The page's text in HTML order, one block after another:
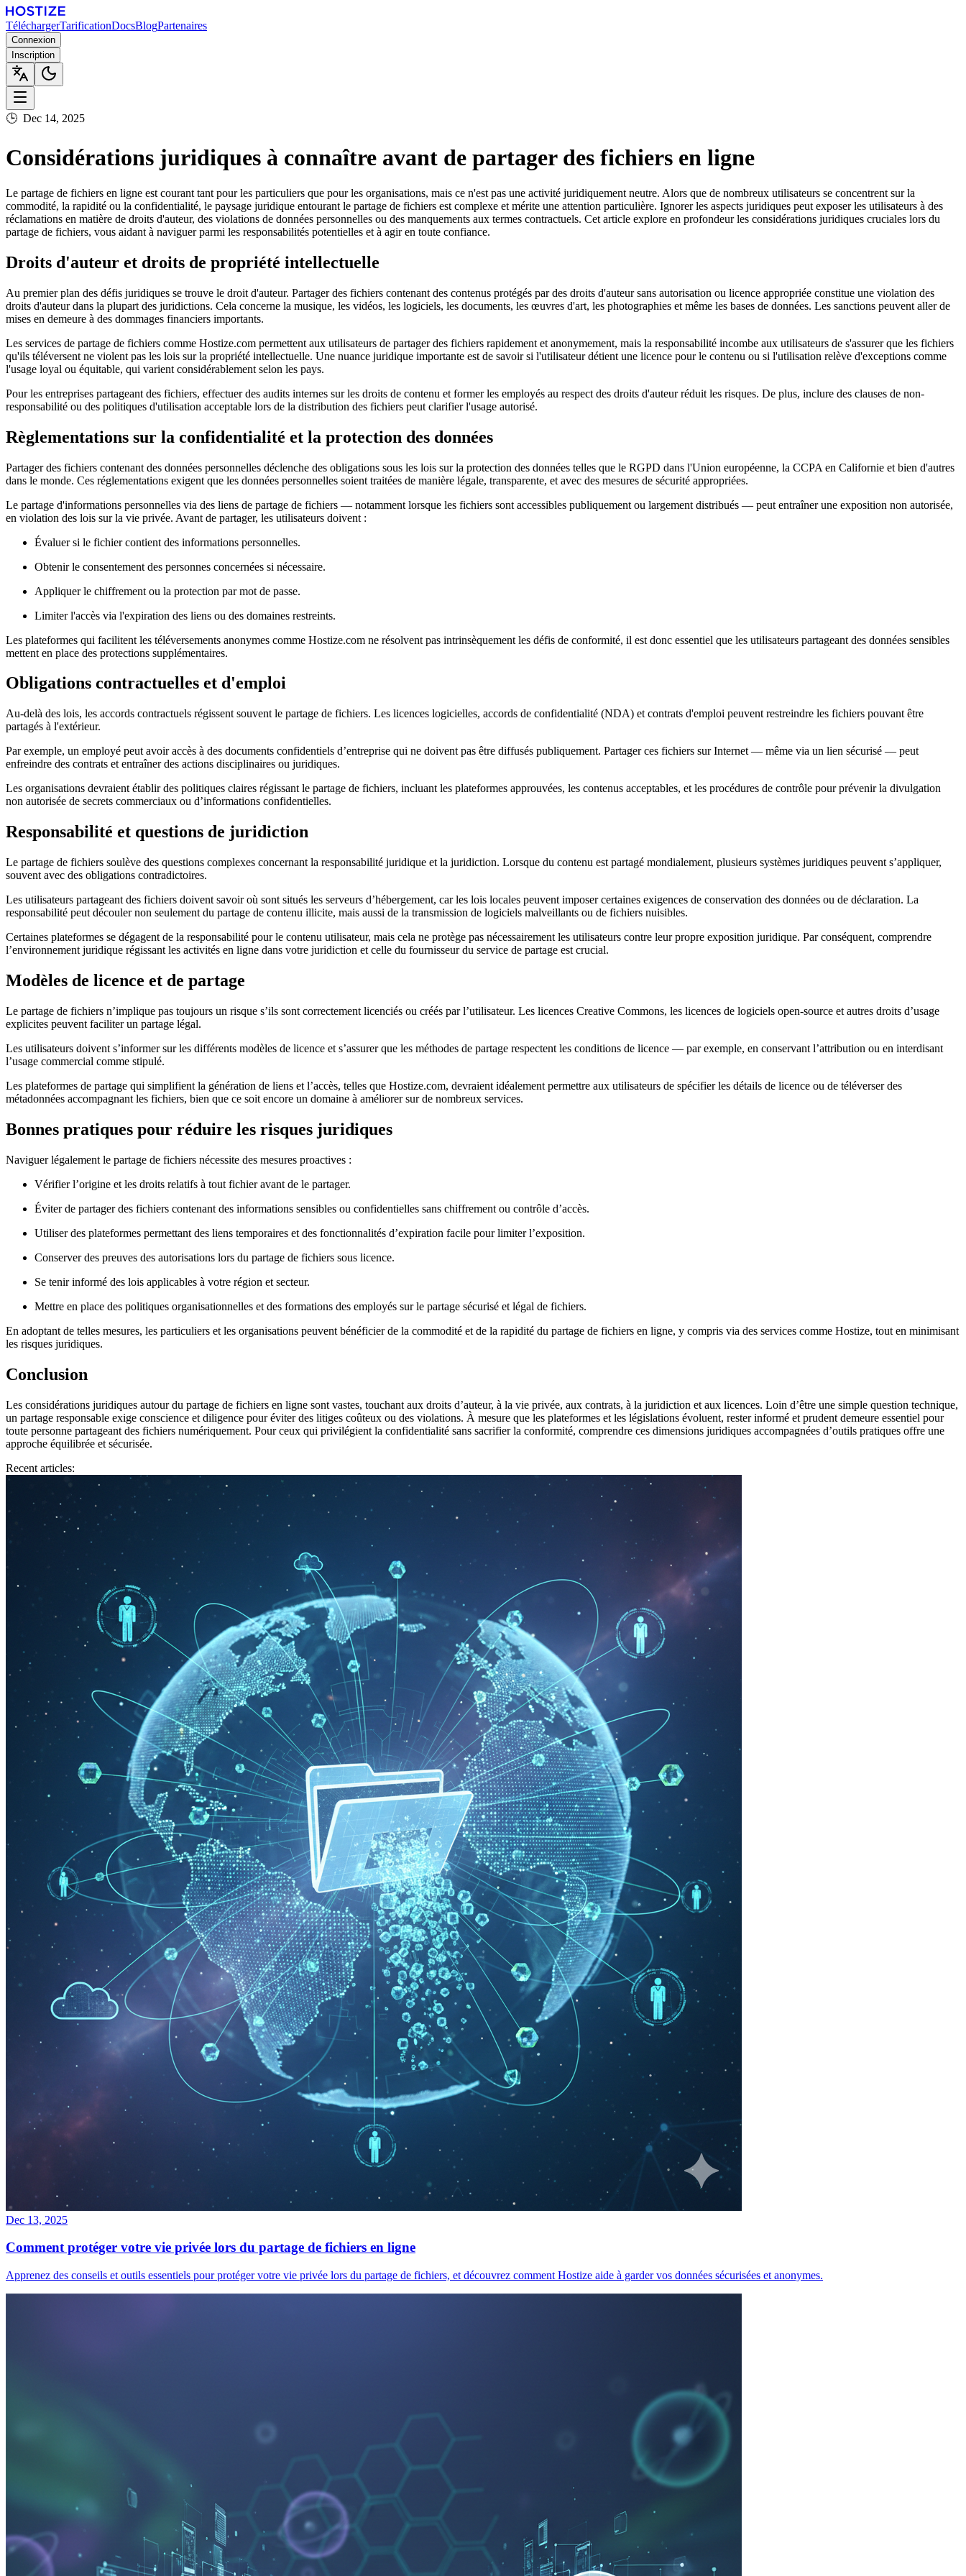
TéléchargerTarificationDocsBlogPartenaires
Connexion
Inscription
🕒 Dec 14, 2025
Considérations juridiques à connaître avant de partager des fichiers en ligne
Le partage de fichiers en ligne est courant tant pour les particuliers que pour les organisations, mais ce n'est pas une activité juridiquement neutre. Alors que de nombreux utilisateurs se concentrent sur la
commodité, la rapidité ou la confidentialité, le paysage juridique entourant le partage de fichiers est complexe et mérite une attention particulière. Ignorer les aspects juridiques peut exposer les utilisateurs à des
réclamations en matière de droits d'auteur, des violations de données personnelles ou des manquements aux termes contractuels. Cet article explore en profondeur les considérations juridiques cruciales lors du
partage de fichiers, vous aidant à naviguer parmi les responsabilités potentielles et à agir en toute confiance.
Droits d'auteur et droits de propriété intellectuelle
Au premier plan des défis juridiques se trouve le droit d'auteur. Partager des fichiers contenant des contenus protégés par des droits d'auteur sans autorisation ou licence appropriée constitue une violation des
droits d'auteur dans la plupart des juridictions. Cela concerne la musique, les vidéos, les logiciels, les documents, les œuvres d'art, les photographies et même les bases de données. Les sanctions peuvent aller de
mises en demeure à des dommages financiers importants.
Les services de partage de fichiers comme Hostize.com permettent aux utilisateurs de partager des fichiers rapidement et anonymement, mais la responsabilité incombe aux utilisateurs de s'assurer que les fichiers
qu'ils téléversent ne violent pas les lois sur la propriété intellectuelle. Une nuance juridique importante est de savoir si l'utilisateur détient une licence pour le contenu ou si l'utilisation relève d'exceptions comme
l'usage loyal ou équitable, qui varient considérablement selon les pays.
Pour les entreprises partageant des fichiers, effectuer des audits internes sur les droits de contenu et former les employés au respect des droits d'auteur réduit les risques. De plus, inclure des clauses de non-
responsabilité ou des politiques d'utilisation acceptable lors de la distribution des fichiers peut clarifier l'usage autorisé.
Règlementations sur la confidentialité et la protection des données
Partager des fichiers contenant des données personnelles déclenche des obligations sous les lois sur la protection des données telles que le RGPD dans l'Union européenne, la CCPA en Californie et bien d'autres
dans le monde. Ces réglementations exigent que les données personnelles soient traitées de manière légale, transparente, et avec des mesures de sécurité appropriées.
Le partage d'informations personnelles via des liens de partage de fichiers — notamment lorsque les fichiers sont accessibles publiquement ou largement distribués — peut entraîner une exposition non autorisée,
en violation des lois sur la vie privée. Avant de partager, les utilisateurs doivent :
Évaluer si le fichier contient des informations personnelles.
Obtenir le consentement des personnes concernées si nécessaire.
Appliquer le chiffrement ou la protection par mot de passe.
Limiter l'accès via l'expiration des liens ou des domaines restreints.
Les plateformes qui facilitent les téléversements anonymes comme Hostize.com ne résolvent pas intrinsèquement les défis de conformité, il est donc essentiel que les utilisateurs partageant des données sensibles
mettent en place des protections supplémentaires.
Obligations contractuelles et d'emploi
Au-delà des lois, les accords contractuels régissent souvent le partage de fichiers. Les licences logicielles, accords de confidentialité (NDA) et contrats d'emploi peuvent restreindre les fichiers pouvant être
partagés à l'extérieur.
Par exemple, un employé peut avoir accès à des documents confidentiels d’entreprise qui ne doivent pas être diffusés publiquement. Partager ces fichiers sur Internet — même via un lien sécurisé — peut
enfreindre des contrats et entraîner des actions disciplinaires ou juridiques.
Les organisations devraient établir des politiques claires régissant le partage de fichiers, incluant les plateformes approuvées, les contenus acceptables, et les procédures de contrôle pour prévenir la divulgation
non autorisée de secrets commerciaux ou d’informations confidentielles.
Responsabilité et questions de juridiction
Le partage de fichiers soulève des questions complexes concernant la responsabilité juridique et la juridiction. Lorsque du contenu est partagé mondialement, plusieurs systèmes juridiques peuvent s’appliquer,
souvent avec des obligations contradictoires.
Les utilisateurs partageant des fichiers doivent savoir où sont situés les serveurs d’hébergement, car les lois locales peuvent imposer certaines exigences de conservation des données ou de déclaration. La
responsabilité peut découler non seulement du partage de contenu illicite, mais aussi de la transmission de logiciels malveillants ou de fichiers nuisibles.
Certaines plateformes se dégagent de la responsabilité pour le contenu utilisateur, mais cela ne protège pas nécessairement les utilisateurs contre leur propre exposition juridique. Par conséquent, comprendre
l’environnement juridique régissant les activités en ligne dans votre juridiction et celle du fournisseur du service de partage est crucial.
Modèles de licence et de partage
Le partage de fichiers n’implique pas toujours un risque s’ils sont correctement licenciés ou créés par l’utilisateur. Les licences Creative Commons, les licences de logiciels open-source et autres droits d’usage
explicites peuvent faciliter un partage légal.
Les utilisateurs doivent s’informer sur les différents modèles de licence et s’assurer que les méthodes de partage respectent les conditions de licence — par exemple, en conservant l’attribution ou en interdisant
l’usage commercial comme stipulé.
Les plateformes de partage qui simplifient la génération de liens et l’accès, telles que Hostize.com, devraient idéalement permettre aux utilisateurs de spécifier les détails de licence ou de téléverser des
métadonnées accompagnant les fichiers, bien que ce soit encore un domaine à améliorer sur de nombreux services.
Bonnes pratiques pour réduire les risques juridiques
Naviguer légalement le partage de fichiers nécessite des mesures proactives :
Vérifier l’origine et les droits relatifs à tout fichier avant de le partager.
Éviter de partager des fichiers contenant des informations sensibles ou confidentielles sans chiffrement ou contrôle d’accès.
Utiliser des plateformes permettant des liens temporaires et des fonctionnalités d’expiration facile pour limiter l’exposition.
Conserver des preuves des autorisations lors du partage de fichiers sous licence.
Se tenir informé des lois applicables à votre région et secteur.
Mettre en place des politiques organisationnelles et des formations des employés sur le partage sécurisé et légal de fichiers.
En adoptant de telles mesures, les particuliers et les organisations peuvent bénéficier de la commodité et de la rapidité du partage de fichiers en ligne, y compris via des services comme Hostize, tout en minimisant
les risques juridiques.
Conclusion
Les considérations juridiques autour du partage de fichiers en ligne sont vastes, touchant aux droits d’auteur, à la vie privée, aux contrats, à la juridiction et aux licences. Loin d’être une simple question technique,
un partage responsable exige conscience et diligence pour éviter des litiges coûteux ou des violations. À mesure que les plateformes et les législations évoluent, rester informé et prudent demeure essentiel pour
toute personne partageant des fichiers numériquement. Pour ceux qui privilégient la confidentialité sans sacrifier la conformité, comprendre ces dimensions juridiques accompagnées d’outils pratiques offre une
approche équilibrée et sécurisée.
Recent articles:
Dec 13, 2025
Comment protéger votre vie privée lors du partage de fichiers en ligne
Apprenez des conseils et outils essentiels pour protéger votre vie privée lors du partage de fichiers, et découvrez comment Hostize aide à garder vos données sécurisées et anonymes.